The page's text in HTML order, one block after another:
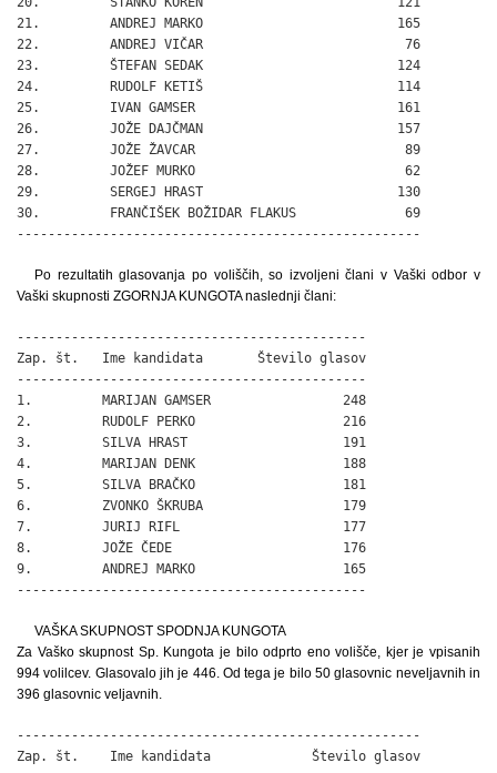
21.         ANDREJ MARKO                         165
22.         ANDREJ VIČAR                          76
23.         ŠTEFAN SEDAK                         124
24.         RUDOLF KETIŠ                         114
25.         IVAN GAMSER                          161
26.         JOŽE DAJČMAN                         157
27.         JOŽE ŽAVCAR                           89
28.         JOŽEF MURKO                           62
29.         SERGEJ HRAST                         130
30.         FRANČIŠEK BOŽIDAR FLAKUS              69
----------------------------------------------------
Po rezultatih glasovanja po voliščih, so izvoljeni člani v Vaški odbor v
Vaški skupnosti ZGORNJA KUNGOTA naslednji člani:
---------------------------------------------
Zap. št.   Ime kandidata       Število glasov
---------------------------------------------
1.         MARIJAN GAMSER                 248
2.         RUDOLF PERKO                   216
3.         SILVA HRAST                    191
4.         MARIJAN DENK                   188
5.         SILVA BRAČKO                   181
6.         ZVONKO ŠKRUBA                  179
7.         JURIJ RIFL                     177
8.         JOŽE ČEDE                      176
9.         ANDREJ MARKO                   165
---------------------------------------------
VAŠKA SKUPNOST SPODNJA KUNGOTA
Za Vaško skupnost Sp. Kungota je bilo odprto eno volišče, kjer je vpisanih
994 volilcev. Glasovalo jih je 446. Od tega je bilo 50 glasovnic neveljavnih in
396 glasovnic veljavnih.
----------------------------------------------------
Zap. št.    Ime kandidata             Število glasov